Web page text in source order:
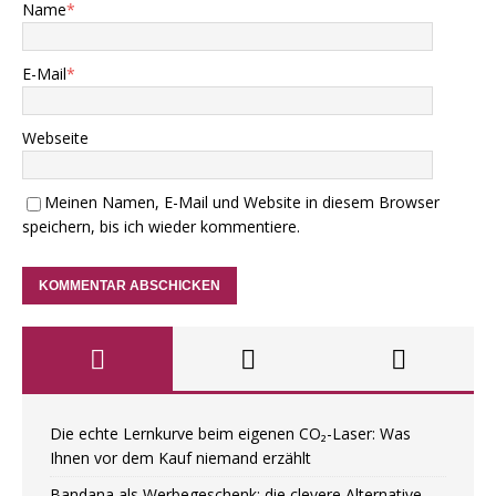
Name*
E-Mail*
Webseite
Meinen Namen, E-Mail und Website in diesem Browser
speichern, bis ich wieder kommentiere.
Die echte Lernkurve beim eigenen CO₂-Laser: Was
Ihnen vor dem Kauf niemand erzählt